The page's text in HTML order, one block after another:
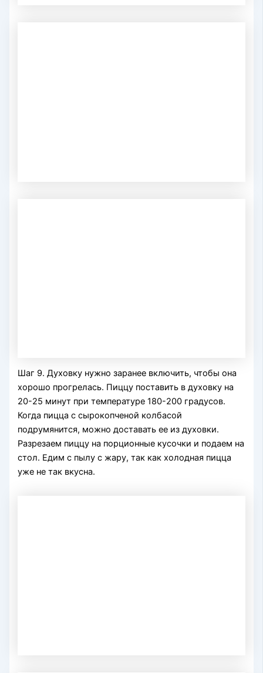
Шаг 9. Духовку нужно заранее включить, чтобы она
хорошо прогрелась. Пиццу поставить в духовку на
20-25 минут при температуре 180-200 градусов.
Когда пицца с сырокопченой колбасой
подрумянится, можно доставать ее из духовки.
Разрезаем пиццу на порционные кусочки и подаем на
стол. Едим с пылу с жару, так как холодная пицца
уже не так вкусна.